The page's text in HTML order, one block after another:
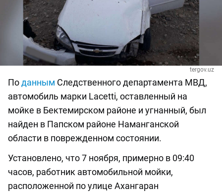
tergov.uz
Поданным Следственного департамента МВД,
автомобиль марки Lacetti, оставленный на
мойке в Бектемирском районе и угнанный, был
найден в Папском районе Наманганской
области в поврежденном состоянии.
Установлено, что 7 ноября, примерно в 09:40
часов, работник автомобильной мойки,
расположенной по улице Ахангаран